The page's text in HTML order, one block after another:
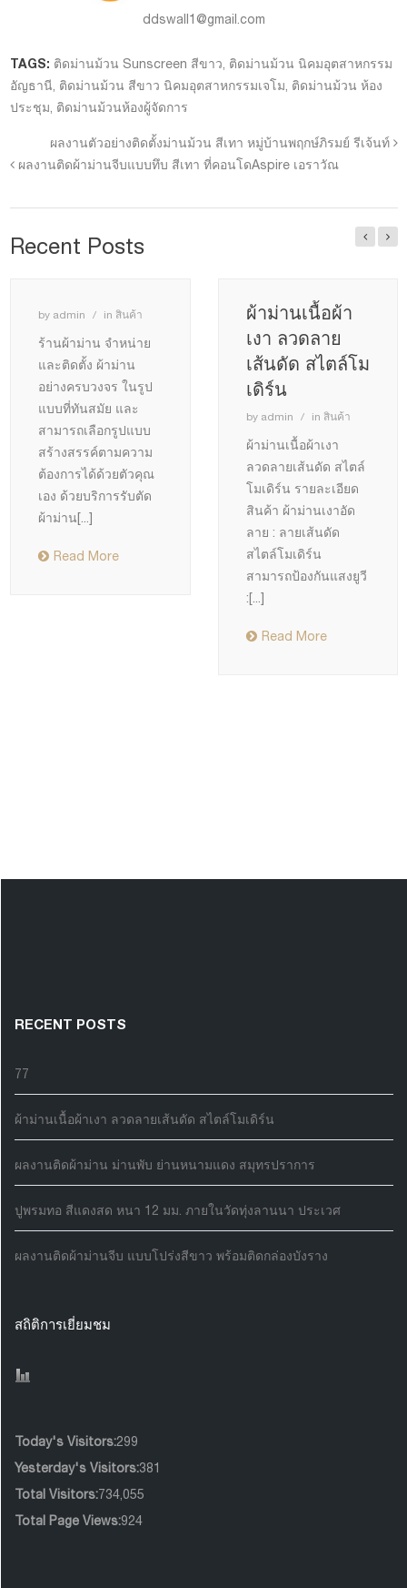
ddswall1@gmail.com
TAGS: ติดม่านม้วน Sunscreen สีขาว ติดม่านม้วน นิคมอุตสาหกรรม
อัญธานี ติดม่านม้วน สีขาว นิคมอุตสาหกรรมเจโม ติดม่านม้วน ห้อง
ประชุม ติดม่านม้วนห้องผู้จัดการ
ผลงานตัวอย่างติดตั้งม่านม้วน สีเทา หมู่บ้านพฤกษ์ภิรมย์ รีเจ้นท์
ผลงานติดผ้าม่านจีบแบบทึบ สีเทา ที่คอนโดAspire เอราวัณ
Recent Posts
by admin in สินค้า
ร้านผ้าม่าน จำหน่าย
และติดตั้ง ผ้าม่าน
อย่างครบวงจร ในรูป
แบบที่ทันสมัย และ
สามารถเลือกรูปแบบ
สร้างสรรค์ตามความ
ต้องการได้ด้วยตัวคุณ
เอง ด้วยบริการรับตัด
ผ้าม่าน[...]
Read More
ผ้าม่านเนื้อผ้า
เงา ลวดลาย
เส้นดัด สไตล์โม
เดิร์น
by admin in สินค้า
ผ้าม่านเนื้อผ้าเงา
ลวดลายเส้นดัด สไตล์
โมเดิร์น รายละเอียด
สินค้า ผ้าม่านเงาอัด
ลาย : ลายเส้นดัด
สไตล์โมเดิร์น
สามารถป้องกันแสงยูวี
:[...]
Read More
RECENT POSTS
77
ผ้าม่านเนื้อผ้าเงา ลวดลายเส้นดัด สไตล์โมเดิร์น
ผลงานติดผ้าม่าน ม่านพับ ย่านหนามแดง สมุทรปราการ
ปูพรมทอ สีแดงสด หนา 12 มม. ภายในวัดทุ่งลานนา ประเวศ
ผลงานติดผ้าม่านจีบ แบบโปร่งสีขาว พร้อมติดกล่องบังราง
สถิติการเยี่ยมชม
Today's Visitors:299
Yesterday's Visitors:381
Total Visitors:734,055
Total Page Views:924